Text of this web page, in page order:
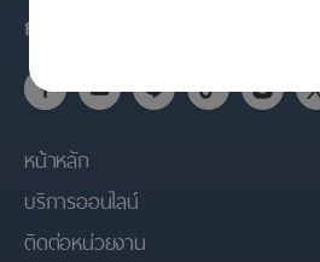
กรมการค้าภายใน กระทรวงพาณิชย์
หน้าหลัก
บริการออนไลน์
ติดต่อหน่วยงาน